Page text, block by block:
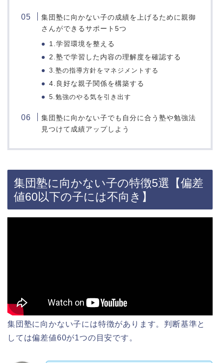
集団塾に向かない子の成績を上げるために親御
さんができるサポート5つ
1.学習環境を整える
2.塾で学習した内容の理解度を確認する
3.塾の指導方針をマネジメントする
4.良好な親子関係を構築する
5.勉強のやる気を引き出す
集団塾に向かない子でも自分に合う塾や勉強法
見つけて成績アップしよう
集団塾に向かない子の特徴5選【偏差
値60以下の子には不向き】
集団塾に向かない子には特徴があり ます。判断基準と
しては偏差値60が1つの目安です。